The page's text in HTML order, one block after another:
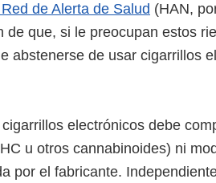
de Alerta de Salud (HAN,
de que, si le preocupan estos
abstenerse de usar cigarrillos
electrónicos debe
u otros cannabinoides) ni
por el fabricante.